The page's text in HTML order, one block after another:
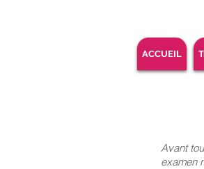
ACCUEIL
Avant
examen